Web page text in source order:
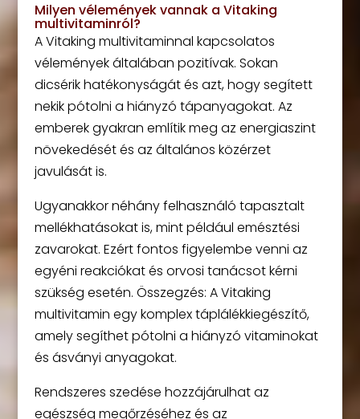
Milyen vélemények vannak a Vitaking
multivitaminról?
A Vitaking multivitaminnal kapcsolatos
vélemények általában pozitívak. Sokan
dicsérik hatékonyságát és azt, hogy segített
nekik pótolni a hiányzó tápanyagokat. Az
emberek gyakran említik meg az energiaszint
növekedését és az általános közérzet
javulását is.
Ugyanakkor néhány felhasználó tapasztalt
mellékhatásokat is, mint például emésztési
zavarokat. Ezért fontos figyelembe venni az
egyéni reakciókat és orvosi tanácsot kérni
szükség esetén. Összegzés: A Vitaking
multivitamin egy komplex táplálékkiegészítő,
amely segíthet pótolni a hiányzó vitaminokat
és ásványi anyagokat.
Rendszeres szedése hozzájárulhat az
egészség megőrzéséhez és az